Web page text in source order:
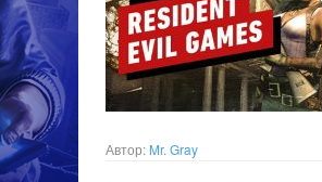
Автор: Mr. Gray